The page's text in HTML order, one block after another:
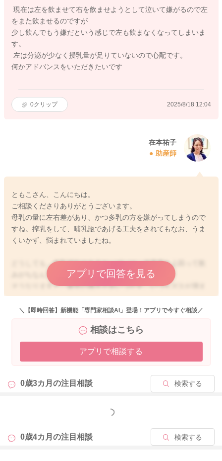
現在は左を飲ませて右を飲ませようとして泣いて嫌がるので左
をまた飲ませるのですが
少し飲んでもう嫌だという感じで左も飲まなくなってしまいま
す。
左は分泌が少なく授乳量が足りていないので心配です。
何かアドバンスをいただきたいです
0クリップ 2025/8/18 12:04
在本祐子
助産師
ともこさん、こんにちは。
ご相談くださりありがとうございます。
母乳の量に左右差があり、かつ多乳の方を嫌がってしまうので
すね。搾乳をして、哺乳瓶であげる工夫をされてもなお、うま
くいかず、悩まれていましたね。
どうしても、多乳傾向のあるおっぱいは、必要量を上回って飲
みがちなんですね。
そうなりますと、腸管の働きが追いつかず、いつもガスが溜ま
りやすくなってしまいます。
元々、腸管の未熟性もまだありますから、相まって苦しくなり
また、分泌が急増しているおっぱいは飲みにくいことがありま
溢れ出してしまたって、苦しい、空気ばかり飲む、などありま
す。 おっぱいを飲みやすくするために、
あげる前に搾乳をします。乳首を柔らかくするだけではなく、
するタイミングまで、様子を見ながら搾ります。
シャワー状に分泌するのが落ち着いてから、また乳首が柔らか
アプリで回答を見る
＼【即時回答】新機能「専門家相談AI」登場！アプリで今すぐ相談／
相談はこちら
アプリで相談する
0歳3カ月の注目相談 検索する
もっと見る
0歳4カ月の注目相談 検索する